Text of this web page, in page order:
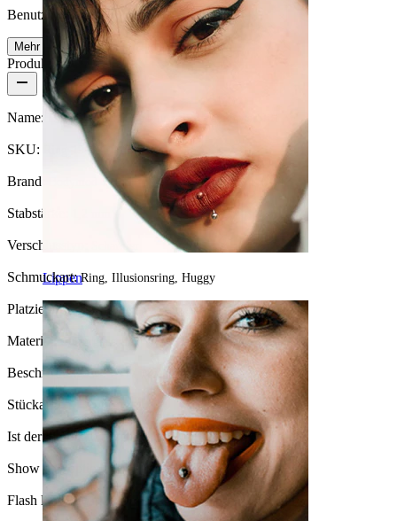
Lippen
Benutzerfreundlich
Mehr lesen
Produktdetails
Name: Doppelter Scharnierring mit Pyramidenschliff
SKU: Ring-190
Brand: Bodymod Trend
Stabstärke:
Verschlusstyp:
Schmuckart:Ring, Illusionsring, Huggy
Platzierung:Tragus, Septum, Augenbraue, Conch
Material:
Beschichtungsart:PVD-Beschichtung
Stückanzahl: 1
Ist der Schmuck beschichtet?:Ja, ganzer Schmuck
Show pair option: Ja
Flash label:3 für 2